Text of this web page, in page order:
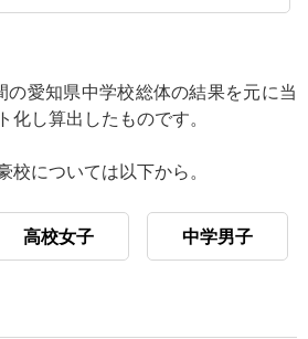
の愛知県中学校総体の結果を元に当
化し算出したものです。
校については以下から。
高校女子 中学男子